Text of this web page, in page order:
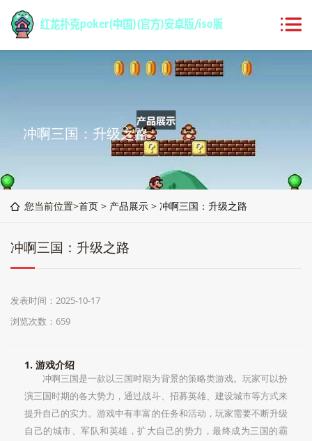
冲啊三国：升级之路
您当前位置>首页 > 产品展示 > 冲啊三国：升级之路
冲啊三国：升级之路
发表时间：2025-10-17
浏览次数：659
1. 游戏介绍
冲啊三国是一款以三国时期为背景的策略类游戏。玩家可以扮
演三国时期的各大势力，通过战斗、招募英雄、建设城市等方式来
提升自己的实力。游戏中有丰富的任务和活动，玩家需要不断升级
自己的城市、军队和英雄，扩大自己的势力，最终成为三国的霸